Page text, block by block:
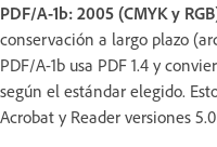
PDF/A-1b: 2005 (CMYK y
conservación a largo plazo
PDF/A-1b usa PDF 1.4 y
según el estándar elegido.
Acrobat y Reader versiones